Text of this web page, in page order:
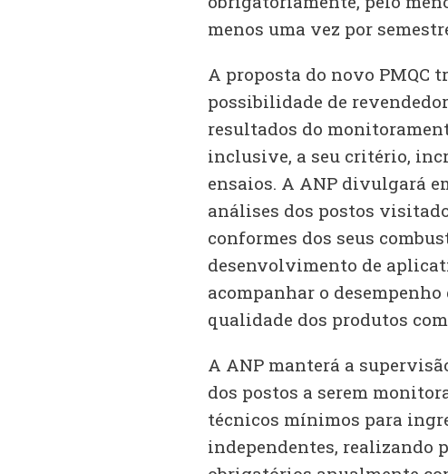
menos uma vez por
A proposta do novo PMQC
possibilidade de
resultados do
inclusive, a seu critério,
ensaios. A ANP divulgará
análises dos postos
conformes dos seus
desenvolvimento de
acompanhar o
qualidade dos produtos
A ANP manterá a
dos postos a serem
técnicos mínimos para
independentes, realizando